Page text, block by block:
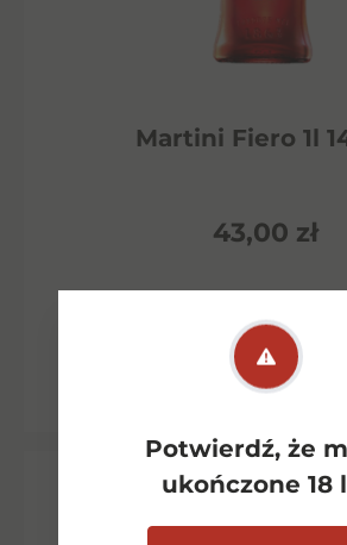
Potwierdź, że
ukończone 18
Martini Fiero 1l
43,00 zł
Dowiedz się